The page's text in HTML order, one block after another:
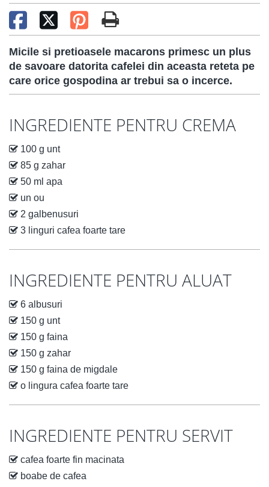
Micile si pretioasele macarons primesc un plus
de savoare datorita cafelei din aceasta reteta pe
care orice gospodina ar trebui sa o incerce.
INGREDIENTE PENTRU CREMA
100 g unt
85 g zahar
50 ml apa
un ou
2 galbenusuri
3 linguri cafea foarte tare
INGREDIENTE PENTRU ALUAT
6 albusuri
150 g unt
150 g faina
150 g zahar
150 g faina de migdale
o lingura cafea foarte tare
INGREDIENTE PENTRU SERVIT
cafea foarte fin macinata
boabe de cafea